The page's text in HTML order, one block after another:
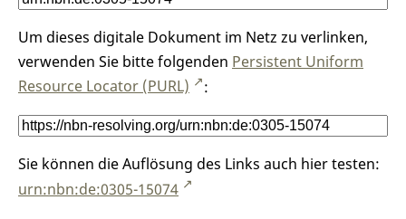
Um dieses digitale Dokument im Netz zu verlinken,
verwenden Sie bitte folgenden Persistent Uniform
Resource Locator (PURL)
:
Sie können die Auflösung des Links auch hier testen:
urn:nbn:de:0305-15074